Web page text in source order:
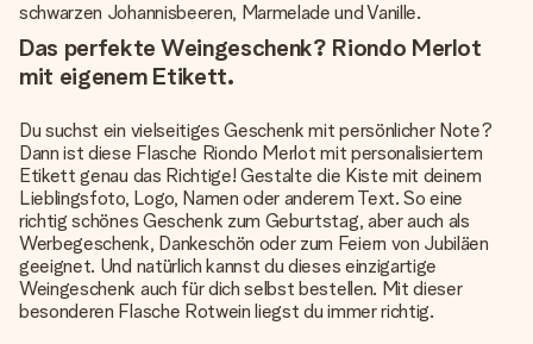
schwarzen Johannisbeeren, Marmelade und Vanille.
Das perfekte Weingeschenk? Riondo Merlot
mit eigenem Etikett.
Du suchst ein vielseitiges Geschenk mit persönlicher Note?
Dann ist diese Flasche Riondo Merlot mit personalisiertem
Etikett genau das Richtige! Gestalte die Kiste mit deinem
Lieblingsfoto, Logo, Namen oder anderem Text. So eine
richtig schönes Geschenk zum Geburtstag, aber auch als
Werbegeschenk, Dankeschön oder zum Feiern von Jubiläen
geeignet. Und natürlich kannst du dieses einzigartige
Weingeschenk auch für dich selbst bestellen. Mit dieser
besonderen Flasche Rotwein liegst du immer richtig.